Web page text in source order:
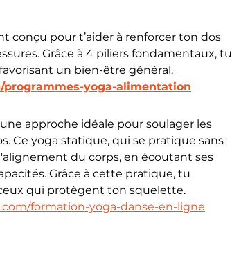
conçu pour t’aider à renforcer ton dos
Grâce à 4 piliers fondamentaux, tu
un bien-être général.
yoga-alimentation
approche idéale pour soulager les
Ce yoga statique, qui se pratique sans
du corps, en écoutant ses
Grâce à cette pratique, tu
qui protègent ton squelette.
formation-yoga-danse-en-ligne